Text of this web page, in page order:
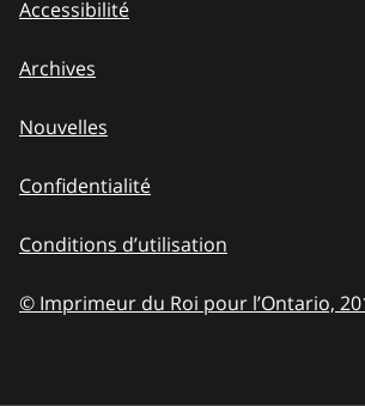
Accessibilité
Archives
Nouvelles
Confidentialité
Conditions d’utilisation
© Imprimeur du Roi pour l’Ontario,